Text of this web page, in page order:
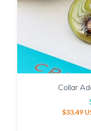
Collar
$33.49